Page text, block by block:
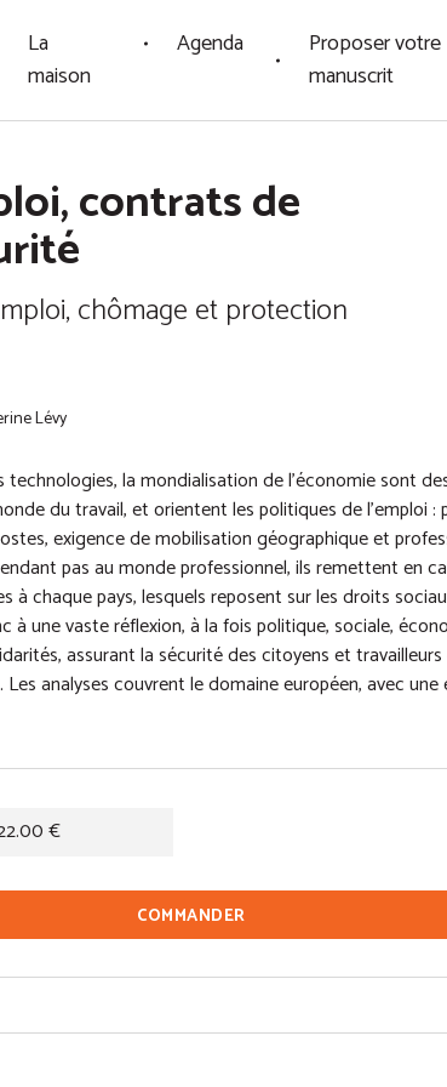
La
maison
Agenda
Proposer votre
manuscrit
contrats de
chômage et protection
Lévy
la mondialisation de l’économie sont
du travail, et orientent les politiques de l’emploi :
exigence de mobilisation géographique et
pas au monde professionnel, ils remettent en
à chaque pays, lesquels reposent sur les droits
à une vaste réflexion, à la fois politique, sociale,
assurant la sécurité des citoyens et
Les analyses couvrent le domaine européen, avec
€
COMMANDER